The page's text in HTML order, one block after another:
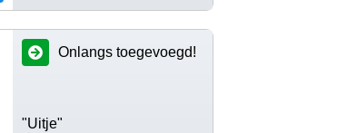
Onlangs toegevoegd!
"Uitje"